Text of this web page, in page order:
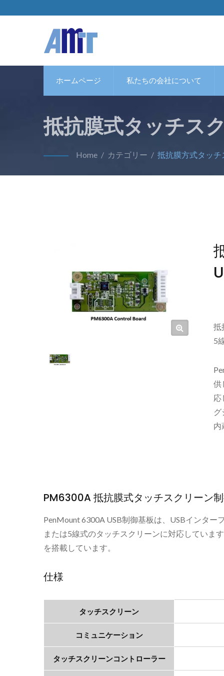
ホームページ 私たちの会社について
抵抗膜式タッチス
Home / カテゴリー / 抵抗膜方式タッ
抵
5
供
応
内
PM6300A 抵抗膜式タッチスクリーン
PenMount 6300A USB制御基板は、USBインタ
または5線式のタッチスクリーンに対応していま
を搭載しています。
仕様
タッチスクリーン
コミュニケーション
タッチスクリーンコントローラー
シグマタッチディスプレイ